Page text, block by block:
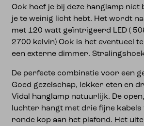
Ook hoef je bij deze hanglamp niet
je te weinig licht hebt. Het wordt
met 120 watt geïntrigeerd LED (
2700 kelvin) Ook is het eventueel
een externe dimmer.
De perfecte combinatie voor een
Goed gezelschap, lekker eten en
Vidal hanglamp natuurlijk. De
luchter hangt met drie fijne kabels
ronde kop aan het plafond. Het